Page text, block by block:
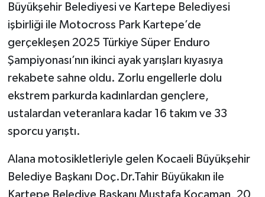
Büyükşehir Belediyesi ve Kartepe Belediyesi
işbirliği ile Motocross Park Kartepe’de
gerçekleşen 2025 Türkiye Süper Enduro
Şampiyonası’nın ikinci ayak yarışları kıyasıya
rekabete sahne oldu. Zorlu engellerle dolu
ekstrem parkurda kadınlardan gençlere,
ustalardan veteranlara kadar 16 takım ve 33
sporcu yarıştı.
Alana motosikletleriyle gelen Kocaeli Büyükşehir
Belediye Başkanı Doç.Dr.Tahir Büyükakın ile
Kartepe Belediye Başkanı Mustafa Kocaman, 20